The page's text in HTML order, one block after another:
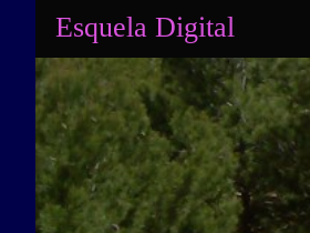
Esquela Digital